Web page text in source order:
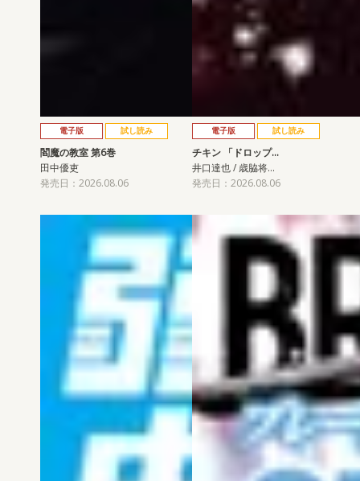
電子版 試し読み
閻魔の教室 第6巻
田中優吏
発売日：2026.08.06
電子版 試し読み
チキン 「ドロップ…
井口達也 / 歳脇将…
発売日：2026.08.06